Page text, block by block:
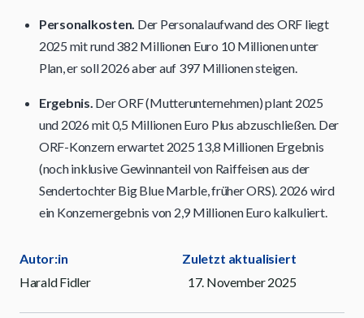
Personalkosten. Der Personalaufwand des ORF liegt
2025 mit rund 382 Millionen Euro 10 Millionen unter
Plan, er soll 2026 aber auf 397 Millionen steigen.
Ergebnis. Der ORF (Mutterunternehmen) plant 2025
und 2026 mit 0,5 Millionen Euro Plus abzuschließen. Der
ORF-Konzern erwartet 2025 13,8 Millionen Ergebnis
(noch inklusive Gewinnanteil von Raiffeisen aus der
Sendertochter Big Blue Marble, früher ORS). 2026 wird
ein Konzernergebnis von 2,9 Millionen Euro kalkuliert.
Autor:in
Harald Fidler
Zuletzt aktualisiert
17. November 2025